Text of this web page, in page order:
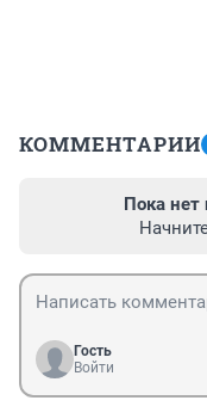
КОММЕНТАРИИ
Пока нет
Гость
Войти